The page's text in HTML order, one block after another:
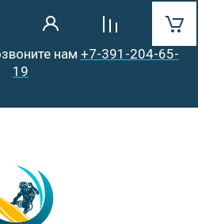
посетители!
нам +7-391-204-65-
19